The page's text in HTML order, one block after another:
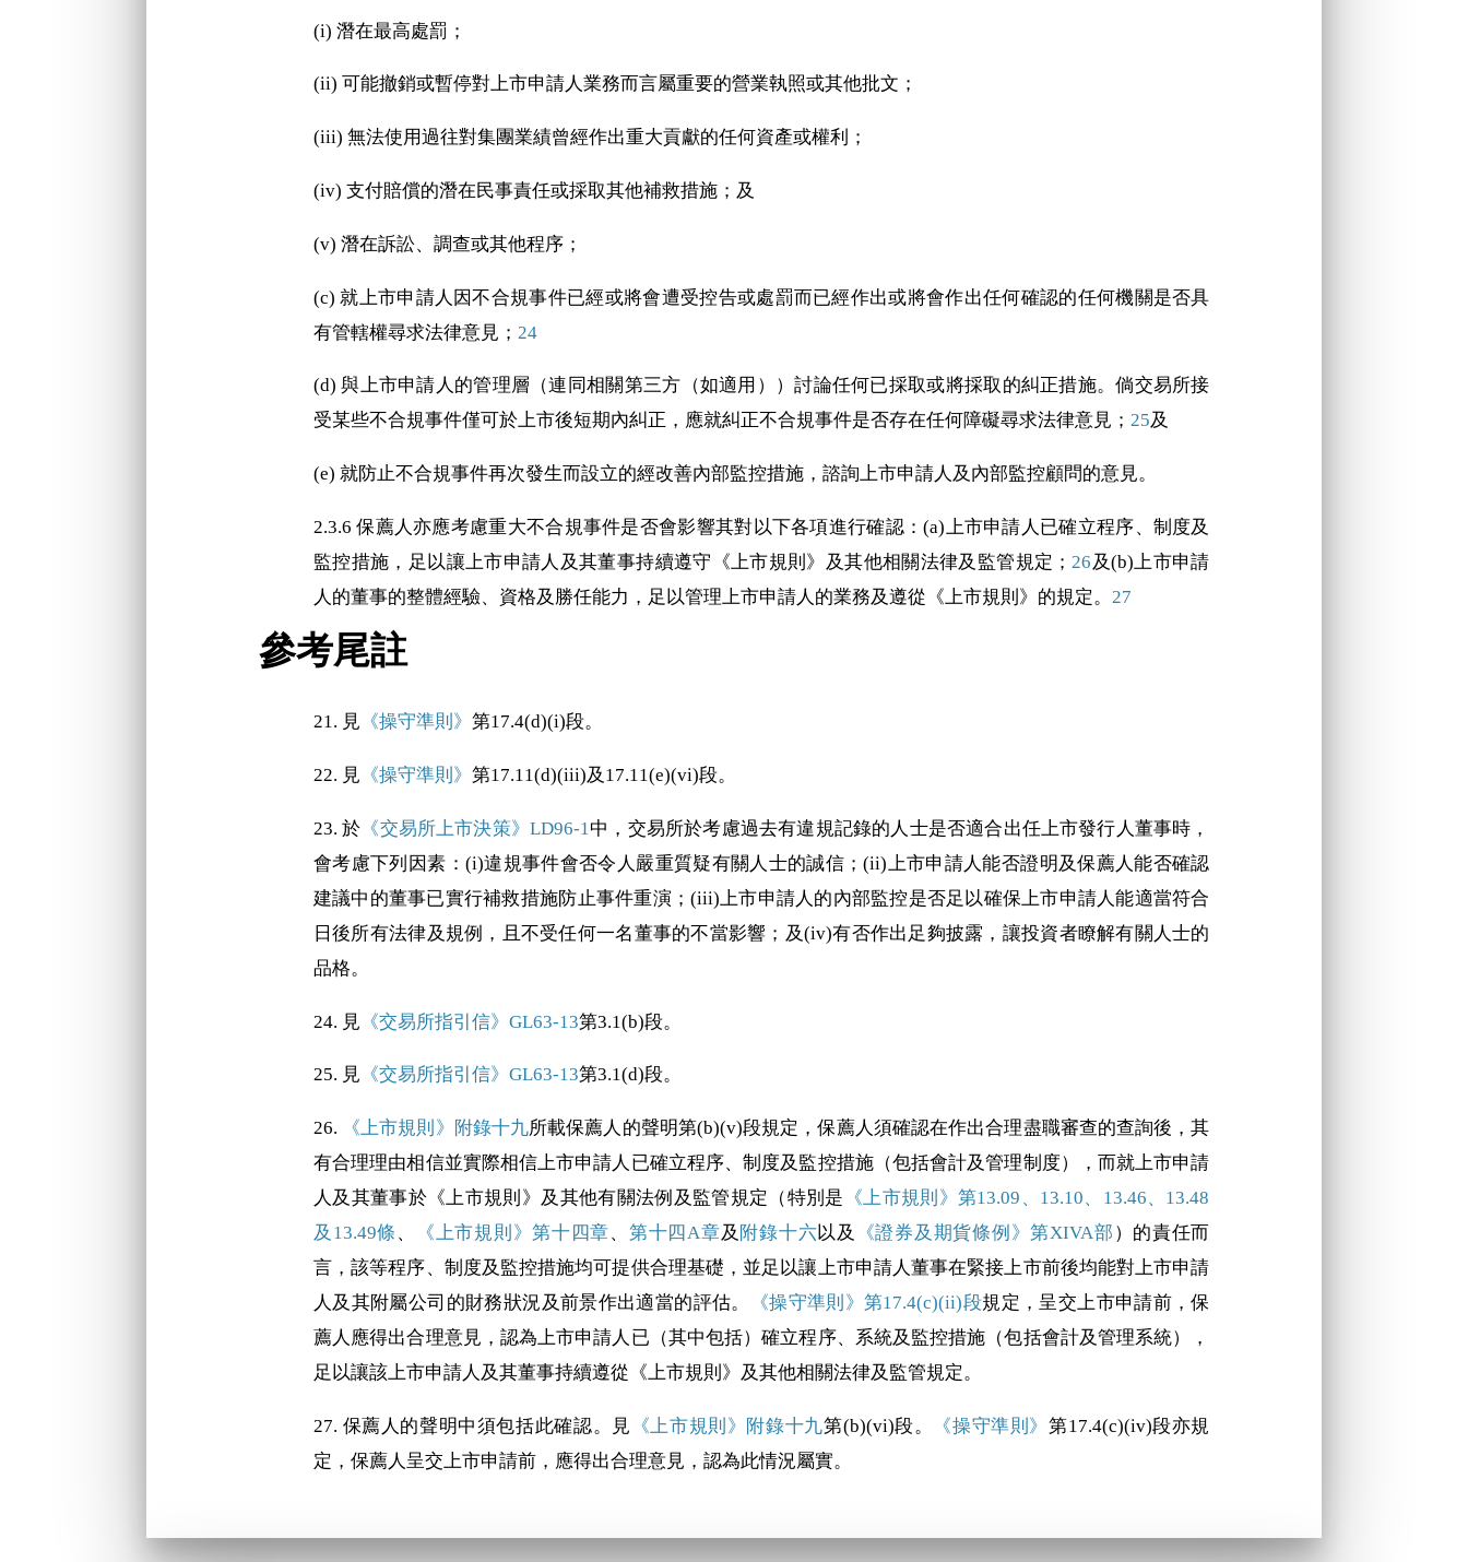
(i) 潛在最高處罰；
(ii) 可能撤銷或暫停對上市申請人業務而言屬重要的營業執照或其他批文；
(iii) 無法使用過往對集團業績曾經作出重大貢獻的任何資產或權利；
(iv) 支付賠償的潛在民事責任或採取其他補救措施；及
(v) 潛在訴訟、調查或其他程序；
(c) 就上市申請人因不合規事件已經或將會遭受控告或處罰而已經作出或將會作出任何確認的任何機關是否具
有管轄權尋求法律意見； 24
(d) 與上市申請人的管理層（連同相關第三方（如適用））討論任何已採取或將採取的糾正措施。倘交易所接
受某些不合規事件僅可於上市後短期內糾正，應就糾正不合規事件是否存在任何障礙尋求法律意見； 25及
(e) 就防止不合規事件再次發生而設立的經改善內部監控措施，諮詢上市申請人及內部監控顧問的意見。
2.3.6保薦人亦應考慮重大不合規事件是否會影響其對以下各項進行確認：(a)上市申請人已確立程序、制度及
監控措施，足以讓上市申請人及其董事持續遵守《上市規則》及其他相關法律及監管規定；26及(b)上市申請
人的董事的整體經驗、資格及勝任能力，足以管理上市申請人的業務及遵從《上市規則》的規定。 27
參考尾註
21. 見 《操守準則》 第17.4(d)(i)段。
22. 見 《操守準則》 第17.11(d)(iii)及17.11(e)(vi)段。
23. 於 《交易所上市決策》LD96-1中，交易所於考慮過去有違規記錄的人士是否適合出任上市發行人董事時，
會考慮下列因素：(i)違規事件會否令人嚴重質疑有關人士的誠信；(ii)上市申請人能否證明及保薦人能否確認
建議中的董事已實行補救措施防止事件重演；(iii)上市申請人的內部監控是否足以確保上市申請人能適當符合
日後所有法律及規例，且不受任何一名董事的不當影響；及(iv)有否作出足夠披露，讓投資者瞭解有關人士的
品格。
24. 見 《交易所指引信》GL63-13第3.1(b)段。
25. 見 《交易所指引信》GL63-13第3.1(d)段。
26. 《上市規則》附錄十九所載保薦人的聲明第(b)(v)段規定，保薦人須確認在作出合理盡職審查的查詢後，其
有合理理由相信並實際相信上市申請人已確立程序、制度及監控措施（包括會計及管理制度），而就上市申請
人及其董事於《上市規則》及其他有關法例及監管規定（特別是 《上市規則》第13.09、13.10、13.46、13.48
及13.49條 、 《上市規則》第十四章、 第十四A章及 附錄十六以及 《證券及期貨條例》第XIVA部 ）的責任而
言，該等程序、制度及監控措施均可提供合理基礎，並足以讓上市申請人董事在緊接上市前後均能對上市申請
人及其附屬公司的財務狀況及前景作出適當的評估。
《操守準則》第17.4(c)(ii)段規定，呈交上市申請前，保
薦人應得出合理意見，認為上市申請人已（其中包括）確立程序、系統及監控措施（包括會計及管理系統），
足以讓該上市申請人及其董事持續遵從《上市規則》及其他相關法律及監管規定。
27. 保薦人的聲明中須包括此確認。見 《上市規則》附錄十九第(b)(vi)段。 《操守準則》第17.4(c)(iv)段亦規
定，保薦人呈交上市申請前，應得出合理意見，認為此情況屬實。